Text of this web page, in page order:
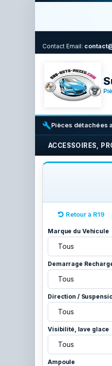
Contact Email:
buildPièces détachées
ACCESSOIRES,
Retour à R19
Marque du Vehicule
Demarrage
Direction /
Visibilité, lave glace
Ampoule